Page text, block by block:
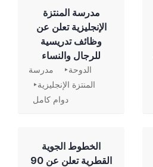
مدرسة المنتزة
الإنجليزية تعلن عن
وظائف تدريسية
للرجال والنساء
الدوحة
مدرسة
المنتزة الإنجليزية
دوام كامل
الخطوط الجوية
القطرية تعلن عن 90